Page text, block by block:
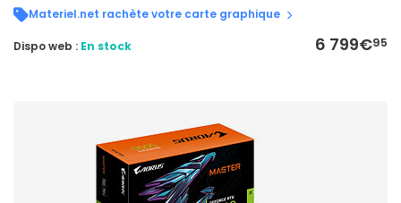
Materiel.net rachète votre carte graphique
6 799€95
Dispo web : En stock